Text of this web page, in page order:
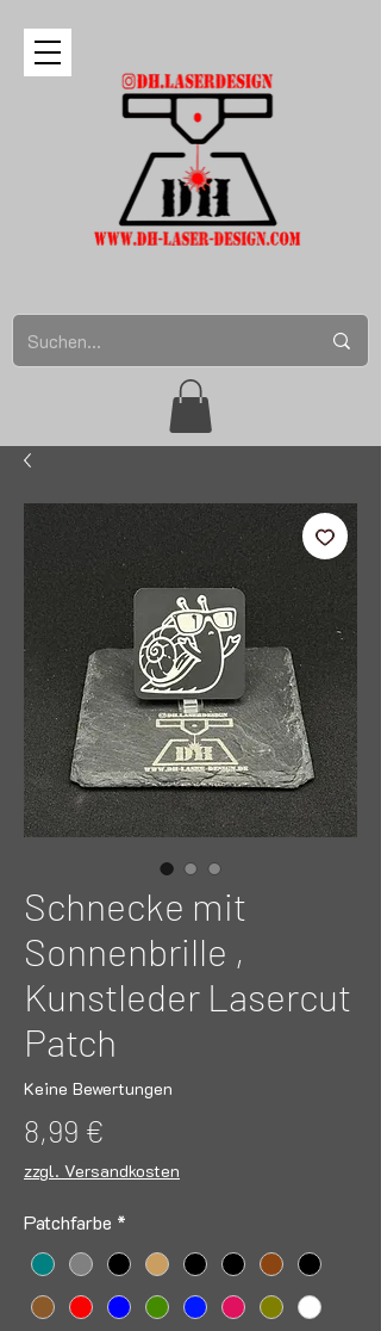
Schnecke mit
Sonnenbrille ,
Kunstleder Lasercut
Patch
Keine Bewertungen
8,99 €
zzgl. Versandkosten
Patchfarbe *